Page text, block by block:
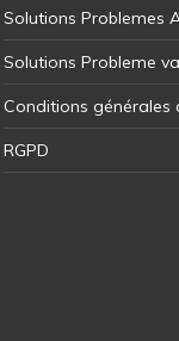
Solutions Problemes
Solutions Probleme
Conditions générales
RGPD